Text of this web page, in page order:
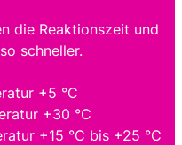
die Reaktionszeit und
schneller.
+5 °C
+30 °C
+15 °C bis +25 °C